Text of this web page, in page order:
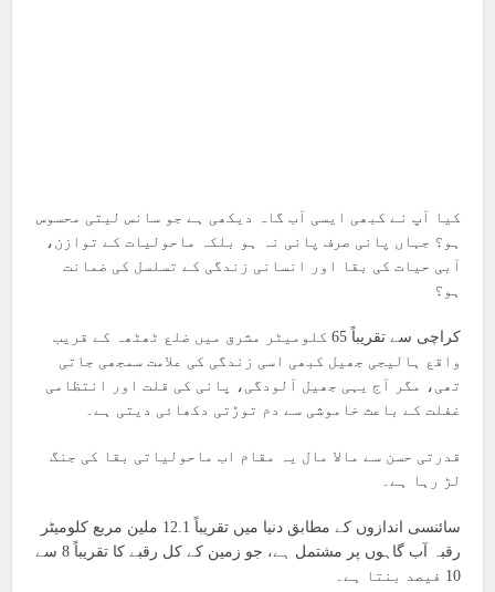
کیا آپ نے کبھی ایسی آب گاہ دیکھی ہے جو سانس لیتی محسوس
ہو؟ جہاں پانی صرف پانی نہ ہو بلکہ ماحولیات کے توازن،
آبی حیات کی بقا اور انسانی زندگی کے تسلسل کی ضمانت
ہو؟
کراچی سے تقریباً 65 کلومیٹر مشرق میں ضلع ٹھٹھہ کے قریب
واقع ہالیجی جھیل کبھی اسی زندگی کی علامت سمجھی جاتی
تھی، مگر آج یہی جھیل آلودگی، پانی کی قلت اور انتظامی
غفلت کے باعث خاموشی سے دم توڑتی دکھائی دیتی ہے۔
قدرتی حسن سے مالا مال یہ مقام اب ماحولیاتی بقا کی جنگ
لڑ رہا ہے۔
سائنسی اندازوں کے مطابق دنیا میں تقریباً 12.1 ملین مربع کلومیٹر
رقبہ آب گاہوں پر مشتمل ہے، جو زمین کے کل رقبے کا تقریباً 8 سے
10 فیصد بنتا ہے۔